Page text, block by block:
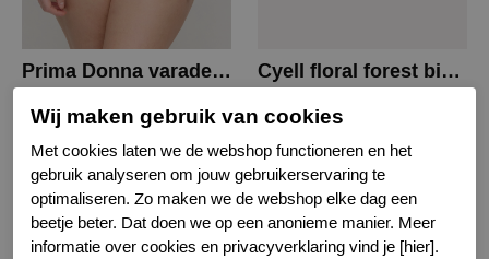
Prima Donna varadeo bikini slip
€ 50,99
Cyell floral forest bikinislip
€ 49,99
Wij maken gebruik van cookies
Met cookies laten we de webshop functioneren en het
gebruik analyseren om jouw gebruikerservaring te
optimaliseren. Zo maken we de webshop elke dag een
beetje beter. Dat doen we op een anonieme manier. Meer
informatie over cookies en privacyverklaring vind je [hier].